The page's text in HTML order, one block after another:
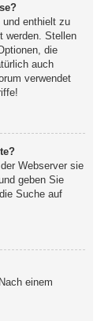
und enthielt zu
werden. Stellen
die
auch
verwendet
Webserver sie
geben Sie
Suche auf
einem